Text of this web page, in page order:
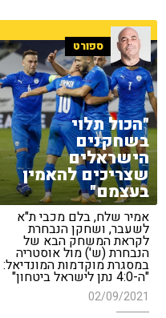
ספורט
"הכול תלוי
בשחקנים
הישראלים
שצריכים להאמין
בעצמם"
אמיר שלח, בלם מכבי ת"א
לשעבר, ושחקן הנבחרת
לקראת המשחק הבא של
הנבחרת (ש') מול אוסטריה
במסגרת מוקדמות המונדיאל:
"ה-4:0 נתן לישראל ביטחון"
02/09/2021